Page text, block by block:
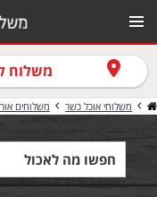
משלוח
משלוחי אוכל כשר משלוחים